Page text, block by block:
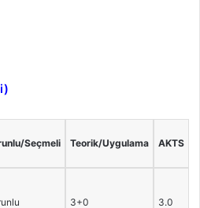
Seçmeli Teorik/Uygulama AKTS
3+0 3.0